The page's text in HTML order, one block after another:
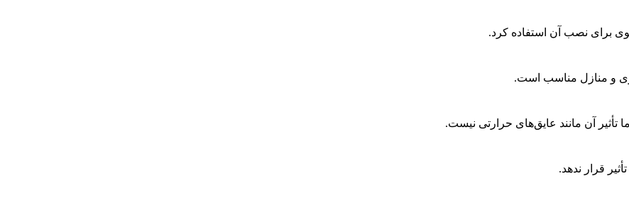
نصب آن استفاده کرد.
و منازل مناسب است.
تأثیر آن مانند عایق‌های حرارتی نیست.
قرار ندهد.